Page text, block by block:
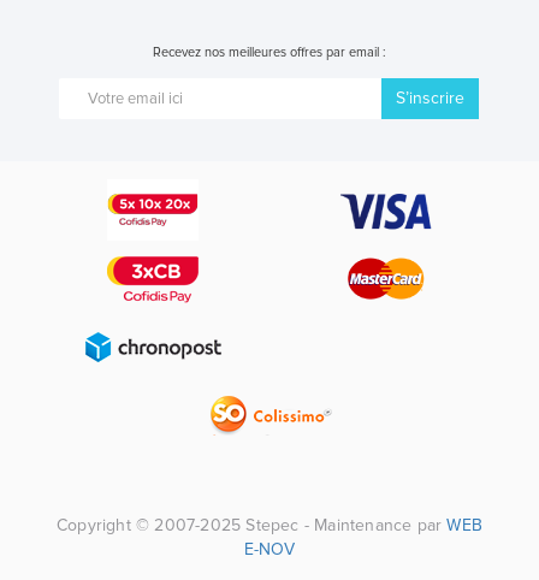
Recevez nos meilleures offres par email :
S’inscrire
Copyright © 2007-2025 Stepec - Maintenance parWEB
E-NOV